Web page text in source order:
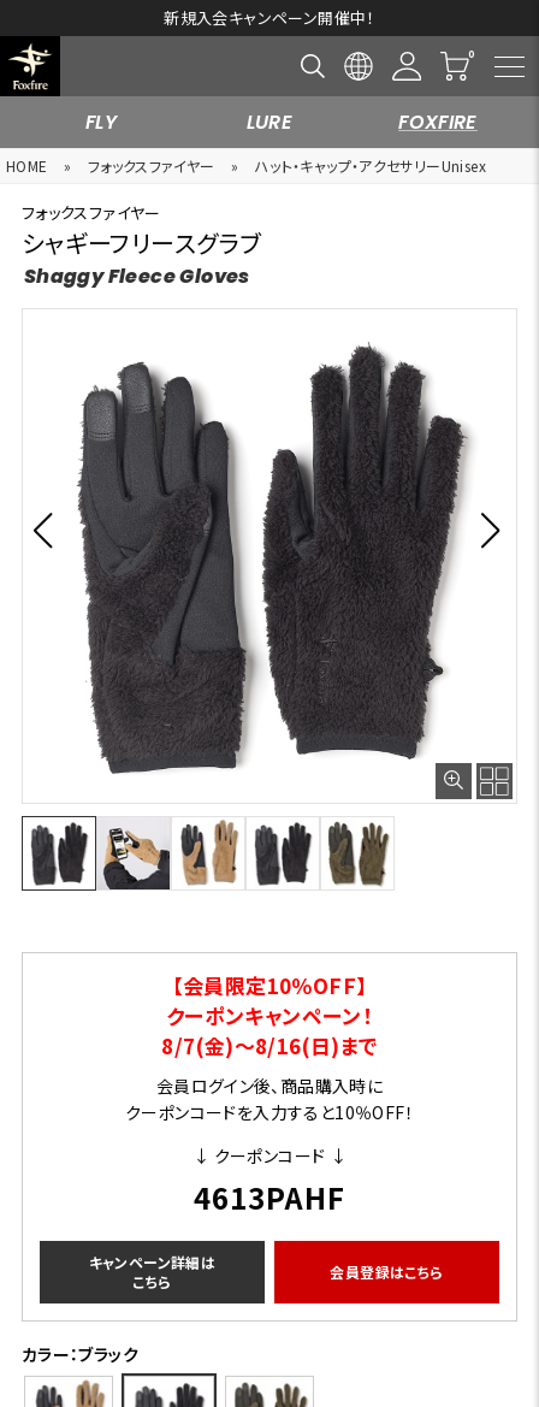
新規入会キャンペーン開催中！
FLY LURE FOXFIRE
HOME » フォックスファイヤー » ハット・キャップ・アクセサリーUnisex
フォックスファイヤー
シャギーフリースグラブ
Shaggy Fleece Gloves
【会員限定10％OFF】
クーポンキャンペーン！
8/7(金)～8/16(日)まで
会員ログイン後、商品購入時に
クーポンコードを入力すると10％OFF！
↓ クーポンコード ↓
4613PAHF
キャンペーン詳細は
こちら
会員登録はこちら
カラー：ブラック